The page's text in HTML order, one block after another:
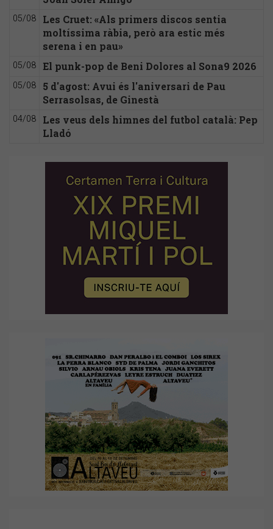
05/08
Les Cruet: «Als primers discos sentia
moltíssima ràbia, però ara estic més
serena i en pau»
05/08 El punk-pop de Beni Dolores al Sona9 2026
05/08
5 d'agost: Avui és l'aniversari de Pau
Serrasolsas, de Ginestà
04/08
Les veus dels himnes del futbol català: Pep
Lladó